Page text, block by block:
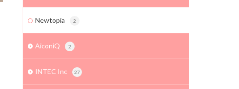
Newtopia 2
AiconiQ 2
INTEC Inc 27